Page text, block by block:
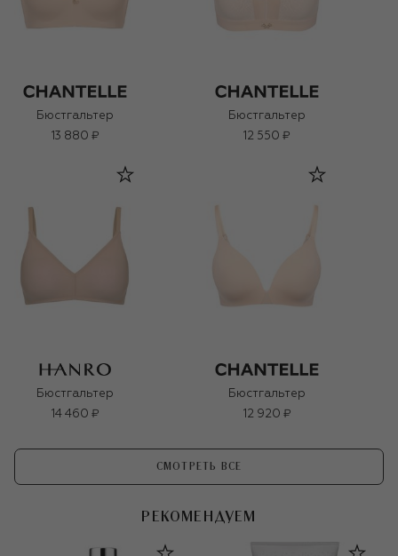
Бюстгальтер
13 880 ₽
Бюстгальтер
12 550 ₽
Бюстгальтер
14 460 ₽
Бюстгальтер
12 920 ₽
СМОТРЕТЬ ВСЕ
РЕКОМЕНДУЕМ